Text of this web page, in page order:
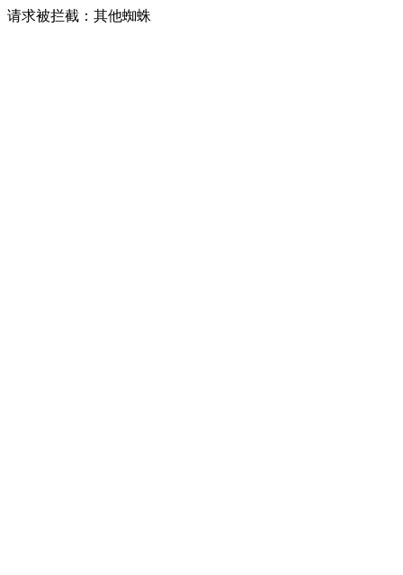
请求被拦截：其他蜘蛛